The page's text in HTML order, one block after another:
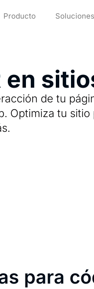
Producto Soluciones
en
de tu
Optimiza tu sitio
para